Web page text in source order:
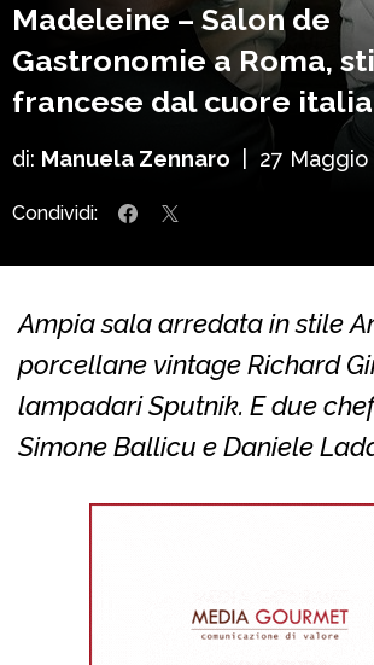
Madeleine – Salon de
Gastronomie a Roma,
francese dal cuore
di: Manuela Zennaro 27 Maggio
Condividi:
Ampia sala arredata in stile
porcellane vintage Richard
lampadari Sputnik. E due
Simone Ballicu e Daniele